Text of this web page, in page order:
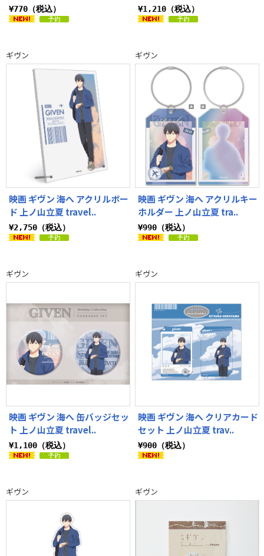
¥770（税込） ¥1,210（税込）
ギヴン
映画 ギヴン 海へ アクリルボー
ド 上ノ山立夏 travel..
¥2,750（税込）
ギヴン
映画 ギヴン 海へ アクリルキー
ホルダー 上ノ山立夏 tra..
¥990（税込）
ギヴン
映画 ギヴン 海へ 缶バッジセッ
ト 上ノ山立夏 travel..
¥1,100（税込）
ギヴン
映画 ギヴン 海へ クリアカード
セット 上ノ山立夏 trav..
¥900（税込）
ギヴン ギヴン